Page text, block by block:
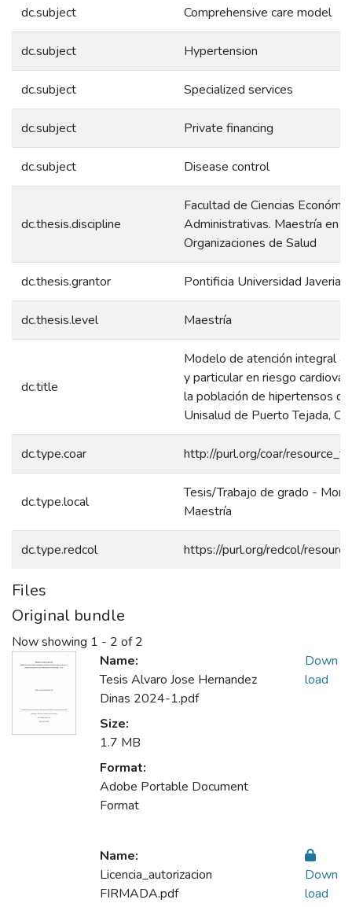
dc.subject Comprehensive care model
dc.subject Hypertension
dc.subject Specialized services
dc.subject Private financing
dc.subject Disease control
dc.thesis.discipline
Facultad de Ciencias
Administrativas. Maestría en
Organizaciones de Salud
dc.thesis.grantor Pontificia Universidad
dc.thesis.level Maestría
dc.title
Modelo de atención integral
y particular en riesgo
la población de hipertensos
Unisalud de Puerto Tejada,
dc.type.coar http://purl.org/coar/
dc.type.local
Tesis/Trabajo de grado -
Maestría
dc.type.redcol https://purl.org/redcol/
Files
Original bundle
Now showing 1 - 2 of 2
Name:
Tesis Alvaro Jose Hernandez
Dinas 2024-1.pdf
Size:
1.7 MB
Format:
Adobe Portable Document
Format
Down
load
Name:
Licencia_autorizacion
FIRMADA.pdf
Down
load